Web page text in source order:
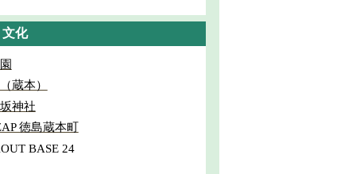
化
蔵本）
神社
徳島蔵本町
BASE 24